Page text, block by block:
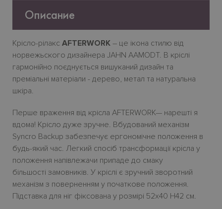
Описание
Крісло-рілакс AFTERWORK – це ікона стилю від
норвежьского дизайнера JAHN AAMODT. В кріслі
гармонійно поєднується вишуканий дизайн та
преміальні матеріали - дерево, метал та натуральна
шкіра.
Перше враження від крісла AFTERWORK— нарешті я
вдома! Крісло дуже зручне. Вбудований механізм
Syncro Backup забезпечує ергономічне положення в
будь-який час. Легкий спосіб трансформації крiсла у
положення напівлежачи припаде до смаку
більшості замовників. У кріслі є зручний зворотний
механізм з поверненням у початкове положення.
Підставка для ніг фіксована у розмірі 52х40 H42 см.